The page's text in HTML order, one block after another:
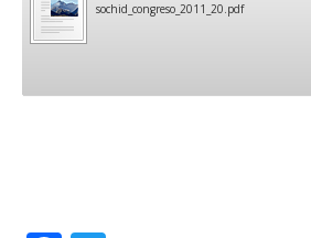
sochid_congreso_2011_20.pdf